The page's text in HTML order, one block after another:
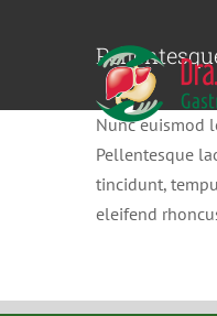
Nunc euismod
Pellentesque
tincidunt,
eleifend